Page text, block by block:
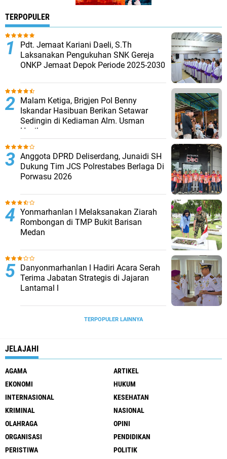
TERPOPULER
Pdt. Jemaat Kariani Daeli, S.Th
Laksanakan Pengukuhan SNK Gereja
ONKP Jemaat Depok Periode 2025-2030
Malam Ketiga, Brigjen Pol Benny
Iskandar Hasibuan Berikan Setawar
Sedingin di Kediaman Alm. Usman
Hasibuan
Anggota DPRD Deliserdang, Junaidi SH
Dukung Tim JCS Polrestabes Berlaga Di
Porwasu 2026
Yonmarhanlan l Melaksanakan Ziarah
Rombongan di TMP Bukit Barisan
Medan
Danyonmarhanlan l Hadiri Acara Serah
Terima Jabatan Strategis di Jajaran
Lantamal l
TERPOPULER LAINNYA
JELAJAHI
AGAMA
ARTIKEL
EKONOMI
HUKUM
INTERNASIONAL
KESEHATAN
KRIMINAL
NASIONAL
OLAHRAGA
OPINI
ORGANISASI
PENDIDIKAN
PERISTIWA
POLITIK